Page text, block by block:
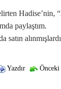
Hadise’nin,
paylaştım.
Yazdır Önceki